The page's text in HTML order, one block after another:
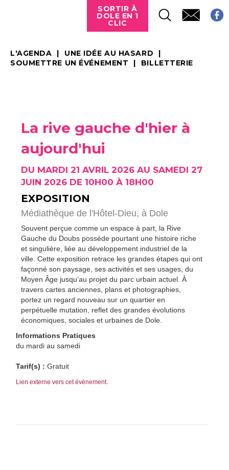
SORTIR À
DOLE EN 1
CLIC
L'AGENDA
UNE IDÉE AU HASARD
SOUMETTRE UN ÉVÉNEMENT
BILLETTERIE
La rive gauche d'hier à
aujourd'hui
DU MARDI 21 AVRIL 2026 AU SAMEDI 27
JUIN 2026 DE 10H00 À 18H00
EXPOSITION
Médiathèque de l'Hôtel-Dieu, à Dole
Souvent perçue comme un espace à part, la Rive
Gauche du Doubs possède pourtant une histoire riche
et singulière, liée au développement industriel de la
ville. Cette exposition retrace les grandes étapes qui ont
façonné son paysage, ses activités et ses usages, du
Moyen Âge jusqu’au projet du parc urbain actuel. À
travers cartes anciennes, plans et photographies,
portez un regard nouveau sur un quartier en
perpétuelle mutation, reflet des grandes évolutions
économiques, sociales et urbaines de Dole.
Informations Pratiques
du mardi au samedi
Tarif(s) : Gratuit
Lien externe vers cet évènement.